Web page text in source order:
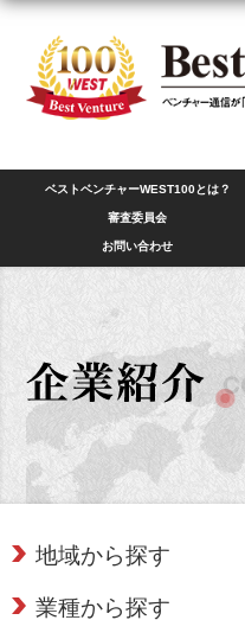
ベストベンチャーWEST100とは？
審査委員会
お問い合わせ
地域から探す
業種から探す